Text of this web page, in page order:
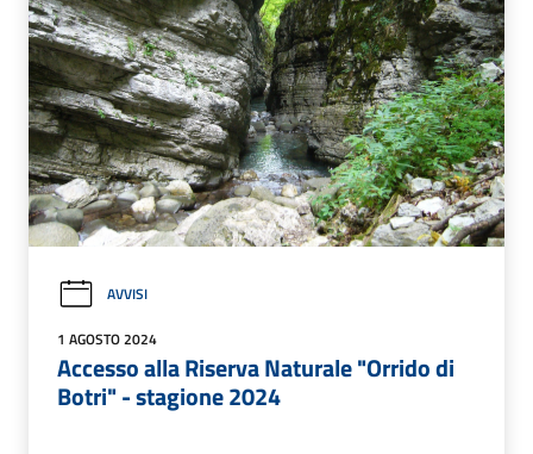
AVVISI
1 AGOSTO 2024
Accesso alla Riserva Naturale "Orrido di
Botri" - stagione 2024